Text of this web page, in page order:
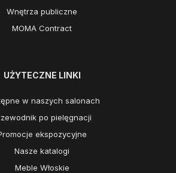
Wnętrza publiczne
MOMA Contract
UŻYTECZNE LINKI
w naszych salonach
po pielęgnacji
ekspozycyjne
Nasze katalogi
Meble Włoskie